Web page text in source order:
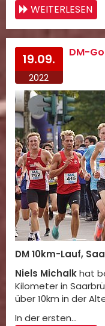
WEITERLESEN
19.09.
2022
DM-
DM 10km-Lauf,
Niels Michalkhat
Kilometer in
über 10km in der
In der ersten…